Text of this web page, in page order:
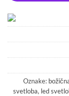
Oznake:
svetloba, led